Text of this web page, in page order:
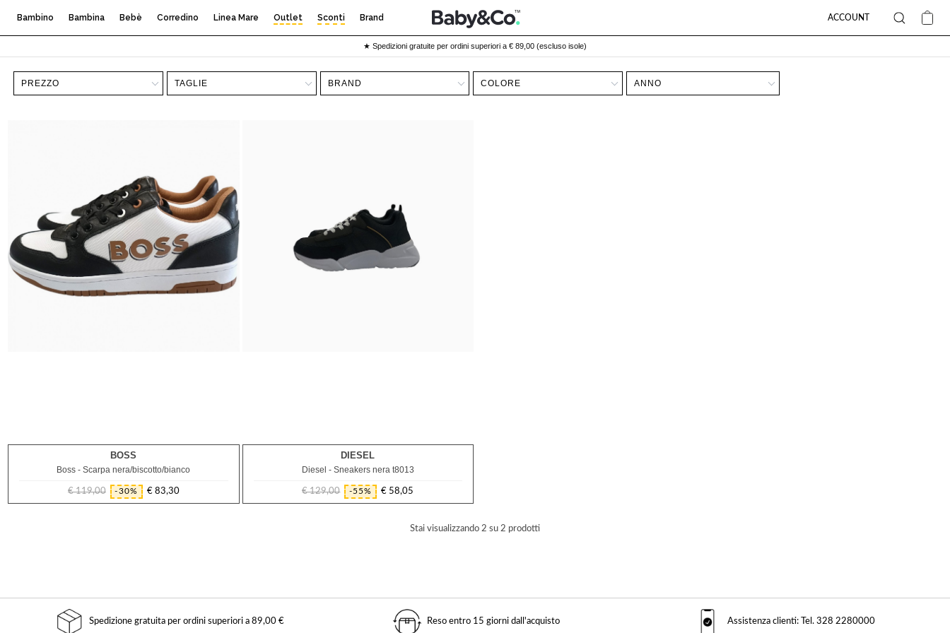
Bambino Bambina Bebè Corredino Linea Mare Outlet Sconti Brand ACCOUNT
★ Spedizioni gratuite per ordini superiori a € 89,00 (escluso isole)
PREZZO TAGLIE BRAND COLORE ANNO
40
BOSS
Boss - Scarpa nera/biscotto/bianco
Prezzo
€ 119,00 -30%
Prezzo
€ 83,30
37
DIESEL
Diesel - Sneakers nera t8013
Prezzo
€ 129,00 -55%
Prezzo
€ 58,05
Stai visualizzando 2 su 2 prodotti
Spedizione gratuita per ordini superiori a 89,00 € Reso entro 15 giorni dall'acquisto Assistenza clienti: Tel. 328 2280000